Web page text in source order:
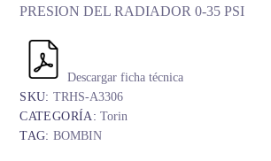
PRESION DEL RADIADOR 0-35 PSI
Descargar ficha técnica
SKU:TRHS-A3306
CATEGORÍA:Torin
TAG:BOMBIN